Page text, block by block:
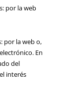
por la web
la web o,
En
del
interés